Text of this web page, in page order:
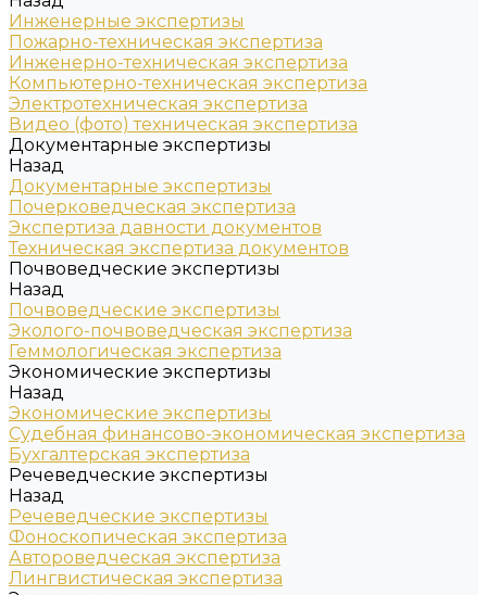
Инженерные экспертизы
Пожарно-техническая экспертиза
Инженерно-техническая экспертиза
Компьютерно-техническая экспертиза
Электротехническая экспертиза
Видео (фото) техническая экспертиза
Документарные экспертизы
Назад
Документарные экспертизы
Почерковедческая экспертиза
Экспертиза давности документов
Техническая экспертиза документов
Почвоведческие экспертизы
Назад
Почвоведческие экспертизы
Эколого-почвоведческая экспертиза
Геммологическая экспертиза
Экономические экспертизы
Назад
Экономические экспертизы
Судебная финансово-экономическая экспертиза
Бухгалтерская экспертиза
Речеведческие экспертизы
Назад
Речеведческие экспертизы
Фоноскопическая экспертиза
Автороведческая экспертиза
Лингвистическая экспертиза